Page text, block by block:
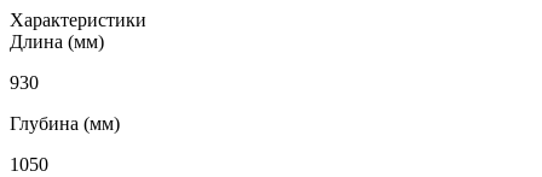
Характеристики
Длина (мм)
930
Глубина (мм)
1050